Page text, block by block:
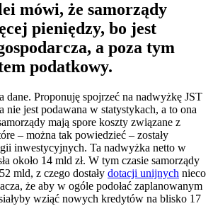
mówi, że samorządy
pieniędzy, bo jest
a poza tym
podatkowy.
dane. Proponuję spojrzeć na nadwyżkę JST
nie jest podawana w statystykach, a to ona
mają spore koszty związane z
– można tak powiedzieć – zostały
inwestycyjnych. Ta nadwyżka netto w
około 14 mld zł. W tym czasie samorządy
mld, z czego dostały dotacji unijnych nieco
że aby w ogóle podołać zaplanowanym
wziąć nowych kredytów na blisko 17